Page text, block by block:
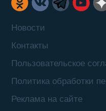
Новости
Контакты
Пользовательское
Политика обработки
Реклама на сайте